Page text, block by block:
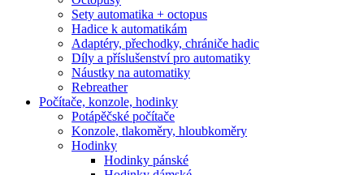
Sety automatika + octopus
Hadice k automatikám
Adaptéry, přechodky, chrániče hadic
Díly a příslušenství pro automatiky
Náustky na automatiky
Rebreather
Počítače, konzole, hodinky
Potápěčské počítače
Konzole, tlakoměry, hloubkoměry
Hodinky
Hodinky pánské